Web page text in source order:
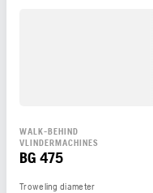
WALK-BEHIND
VLINDERMACHINES
BG 475
Troweling diameter